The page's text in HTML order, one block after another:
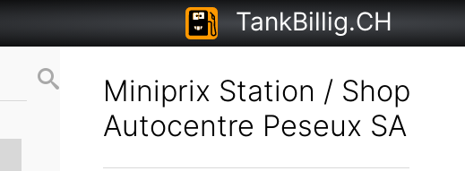
TankBillig.CH
Miniprix Station / Shop
Autocentre Peseux SA